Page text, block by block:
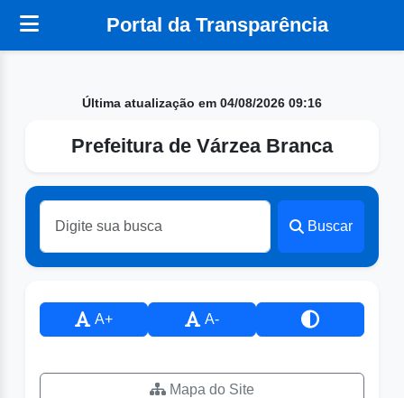
Portal da Transparência
Última atualização em 04/08/2026 09:16
Prefeitura de Várzea Branca
Buscar
A+ A-
Mapa do Site